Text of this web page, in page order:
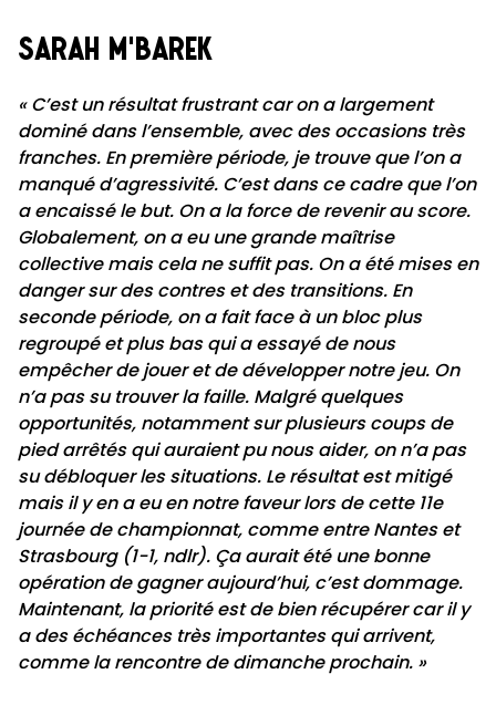
sarah m'barek
« C’est un résultat frustrant car on a largement
dominé dans l’ensemble, avec des occasions très
franches. En première période, je trouve que l’on a
manqué d’agressivité. C’est dans ce cadre que l’on
a encaissé le but. On a la force de revenir au score.
Globalement, on a eu une grande maîtrise
collective mais cela ne suffit pas. On a été mises en
danger sur des contres et des transitions. En
seconde période, on a fait face à un bloc plus
regroupé et plus bas qui a essayé de nous
empêcher de jouer et de développer notre jeu. On
n’a pas su trouver la faille. Malgré quelques
opportunités, notamment sur plusieurs coups de
pied arrêtés qui auraient pu nous aider, on n’a pas
su débloquer les situations. Le résultat est mitigé
mais il y en a eu en notre faveur lors de cette 11e
journée de championnat, comme entre Nantes et
Strasbourg (1-1, ndlr). Ça aurait été une bonne
opération de gagner aujourd’hui, c’est dommage.
Maintenant, la priorité est de bien récupérer car il y
a des échéances très importantes qui arrivent,
comme la rencontre de dimanche prochain. »